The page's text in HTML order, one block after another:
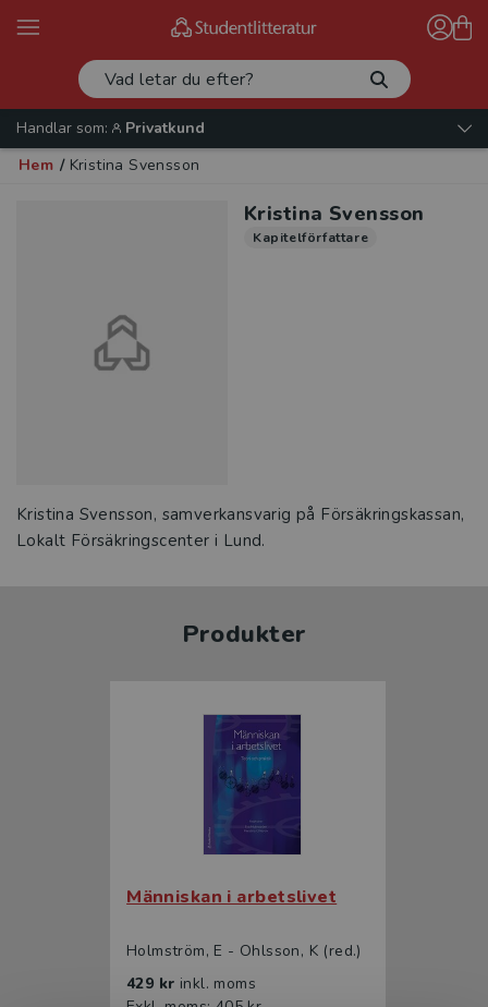
Handlar som:
Privatkund
Hem / Kristina Svensson
Kristina Svensson
Kapitelförfattare
Kristina Svensson, samverkansvarig på Försäkringskassan,
Lokalt Försäkringscenter i Lund.
Produkter
Människan i arbetslivet
Holmström, E - Ohlsson, K (red.)
429 kr inkl. moms